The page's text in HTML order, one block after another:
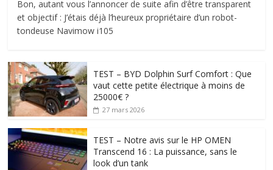
Bon, autant vous l’annoncer de suite afin d’être transparent
et objectif : J’étais déjà l’heureux propriétaire d’un robot-
tondeuse Navimow i105
TEST – BYD Dolphin Surf Comfort : Que
vaut cette petite électrique à moins de
25000€ ?
27 mars 2026
TEST – Notre avis sur le HP OMEN
Transcend 16 : La puissance, sans le
look d’un tank